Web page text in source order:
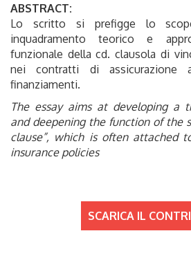
ABSTRACT:
Lo scritto si prefigge lo
inquadramento teorico e
funzionale della cd. clausola di
nei contratti di assicurazione
finanziamenti.
The essay aims at developing a
and deepening the function of the
clause”, which is often attached
insurance policies
SCARICA IL